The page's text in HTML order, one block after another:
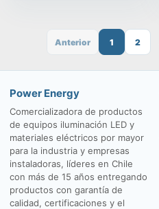
Anterior 1 2
Power Energy
Comercializadora de productos
de equipos iluminación LED y
materiales eléctricos por mayor
para la industria y empresas
instaladoras, líderes en Chile
con más de 15 años entregando
productos con garantía de
calidad, certificaciones y el